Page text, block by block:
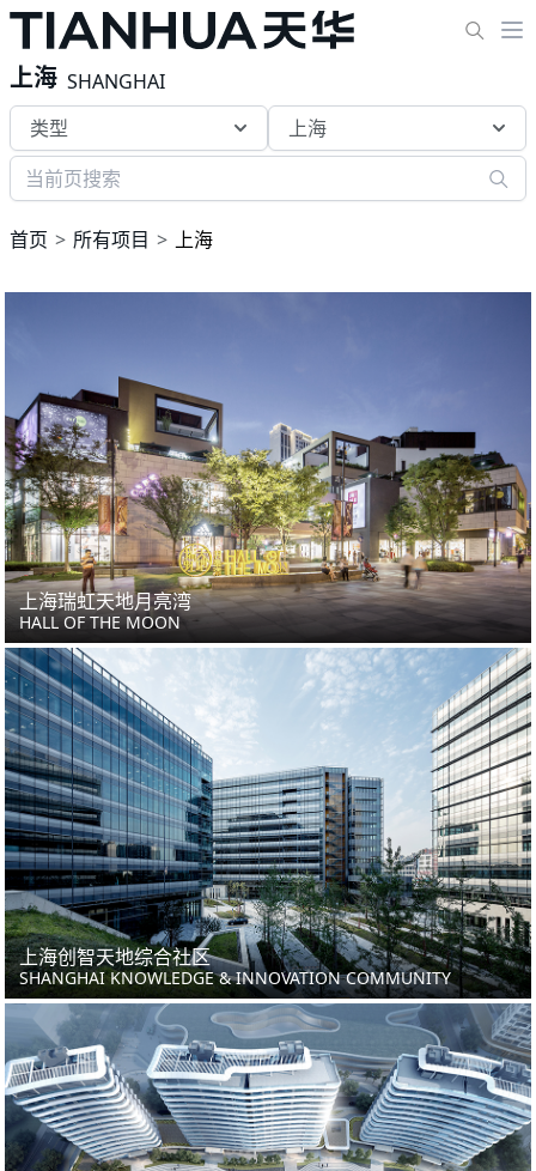
上海 SHANGHAI
类型
上海
首页 所有项目 上海
上海瑞虹天地月亮湾
HALL OF THE MOON
上海创智天地综合社区
SHANGHAI KNOWLEDGE & INNOVATION COMMUNITY